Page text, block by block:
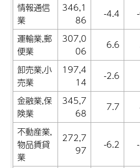
情報通信
業
346,1
86
-4.4
運輸業,郵
便業
307,0
06
6.6
卸売業,小
売業
197,4
14
-2.6
金融業,保
険業
345,7
68
7.7
不動産業,
物品賃貸
業
272,7
97
-6.2